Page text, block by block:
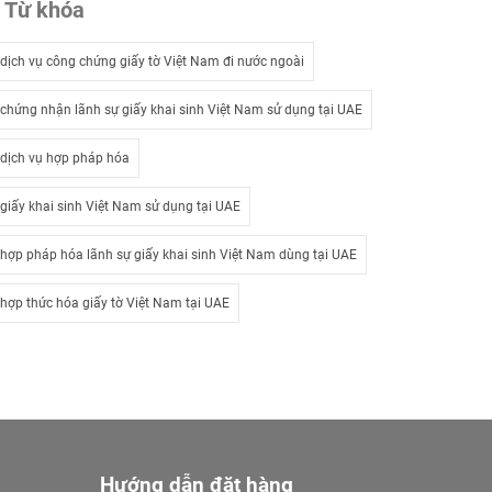
Từ khóa
dịch vụ công chứng giấy tờ Việt Nam đi nước ngoài
chứng nhận lãnh sự giấy khai sinh Việt Nam sử dụng tại UAE
dịch vụ hợp pháp hóa
giấy khai sinh Việt Nam sử dụng tại UAE
hợp pháp hóa lãnh sự giấy khai sinh Việt Nam dùng tại UAE
hợp thức hóa giấy tờ Việt Nam tại UAE
Hướng dẫn đặt hàng